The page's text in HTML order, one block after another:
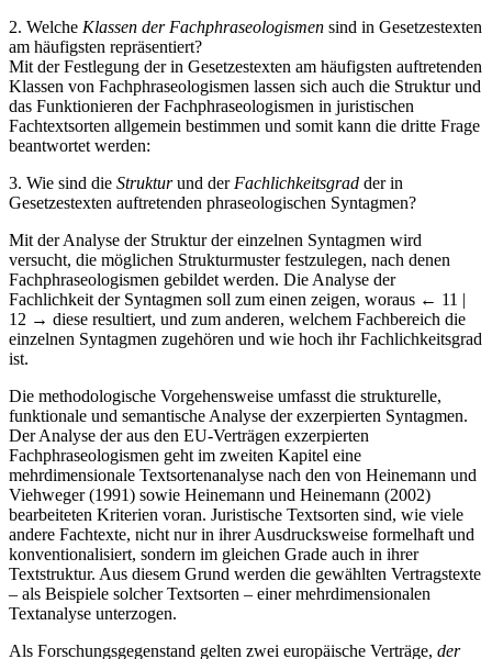
2.WelcheKlassen der Fachphraseologismen
am häufigsten repräsentiert?
Mit der Festlegung der in Gesetzestexten am häufigsten auftretenden
Klassen von Fachphraseologismen lassen sich auch die Struktur und
das Funktionieren der Fachphraseologismen in juristischen
Fachtextsorten allgemein bestimmen und somit kann die dritte Frage
3.Wie sind die Strukturund derFachlichkeitsgradder in
Mit der Analyse der Struktur der einzelnen Syntagmen wird
versucht, die möglichen Strukturmuster festzulegen, nach denen
Fachphraseologismen gebildet werden. Die Analyse der
Fachlichkeit der Syntagmen soll zum einen zeigen, woraus← 11 |
12 →diese resultiert, und zum anderen, welchem Fachbereich die
einzelnen Syntagmen zugehören und wie hoch ihr Fachlichkeitsgrad
Die methodologische Vorgehensweise umfasst die strukturelle,
funktionale und semantische Analyse der exzerpierten Syntagmen.
Der Analyse der aus den EU-Verträgen exzerpierten
Fachphraseologismen geht im zweiten Kapitel eine
mehrdimensionale Textsortenanalyse nach den von Heinemann und
Viehweger (1991) sowie Heinemann und Heinemann (2002)
bearbeiteten Kriterien voran. Juristische Textsorten sind, wie viele
andere Fachtexte, nicht nur in ihrer Ausdrucksweise formelhaft und
konventionalisiert, sondern im gleichen Grade auch in ihrer
Textstruktur. Aus diesem Grund werden die gewählten Vertragstexte
– als Beispiele solcher Textsorten – einer mehrdimensionalen